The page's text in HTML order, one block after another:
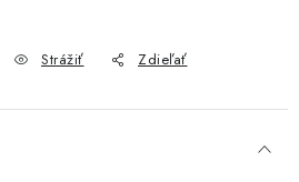
Strážiť Zdieľať